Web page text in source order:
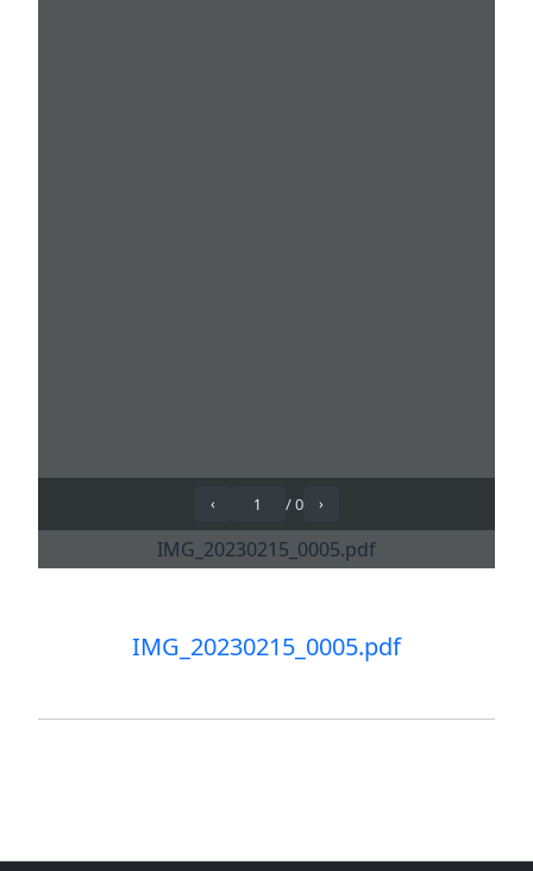
IMG_20230215_0005.pdf